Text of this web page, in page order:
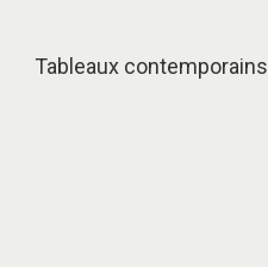
Tableaux contemporains